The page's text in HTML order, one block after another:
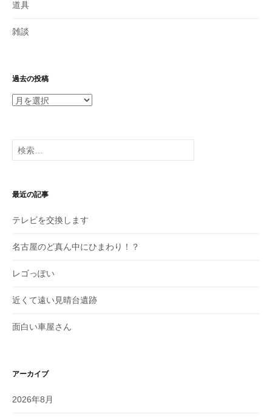
道具
雑談
過去の投稿
過
投
稿
検
索:
最近の記事
テレビを交換します
名古屋のど真ん中にひまわり！？
レゴっぽい
近くて遠い見晴台遺跡
面白い車屋さん
アーカイブ
2026年8月